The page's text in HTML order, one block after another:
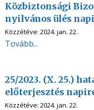
Közbiztonsági
nyilvános ülés
Közzétéve: 2024. jan. 22.
Tovább...
25/2023. (X. 25.)
előterjesztés
Közzétéve: 2024. jan. 22.